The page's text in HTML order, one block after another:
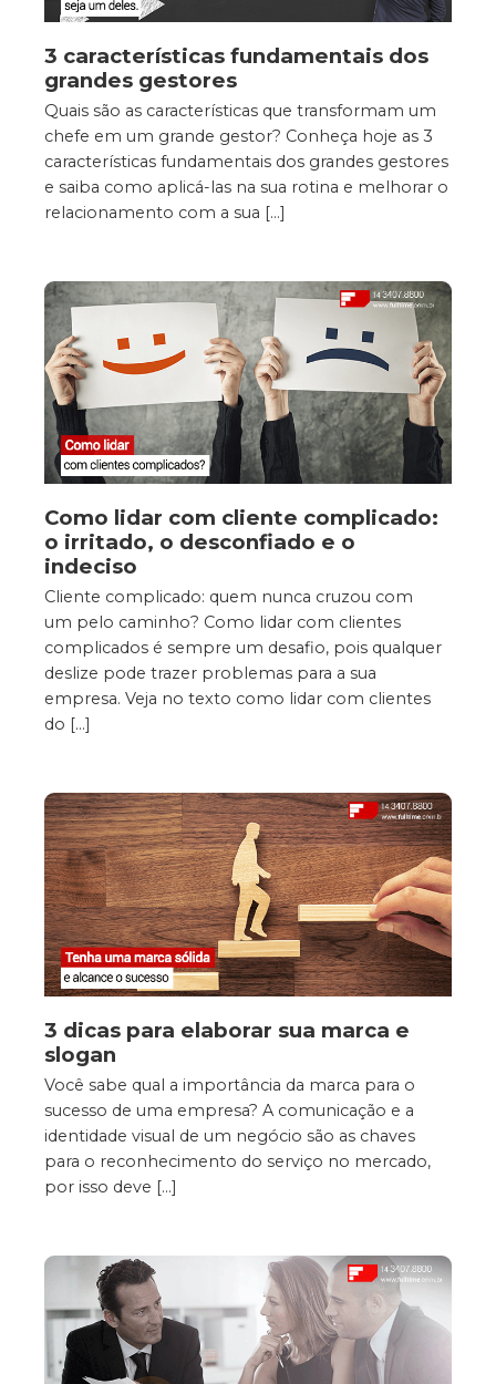
3 características fundamentais dos
grandes gestores
Quais são as características que transformam um
chefe em um grande gestor? Conheça hoje as 3
características fundamentais dos grandes gestores
e saiba como aplicá-las na sua rotina e melhorar o
relacionamento com a sua […]
Como lidar com cliente complicado:
o irritado, o desconfiado e o
indeciso
Cliente complicado: quem nunca cruzou com
um pelo caminho? Como lidar com clientes
complicados é sempre um desafio, pois qualquer
deslize pode trazer problemas para a sua
empresa. Veja no texto como lidar com clientes
do […]
3 dicas para elaborar sua marca e
slogan
Você sabe qual a importância da marca para o
sucesso de uma empresa? A comunicação e a
identidade visual de um negócio são as chaves
para o reconhecimento do serviço no mercado,
por isso deve […]